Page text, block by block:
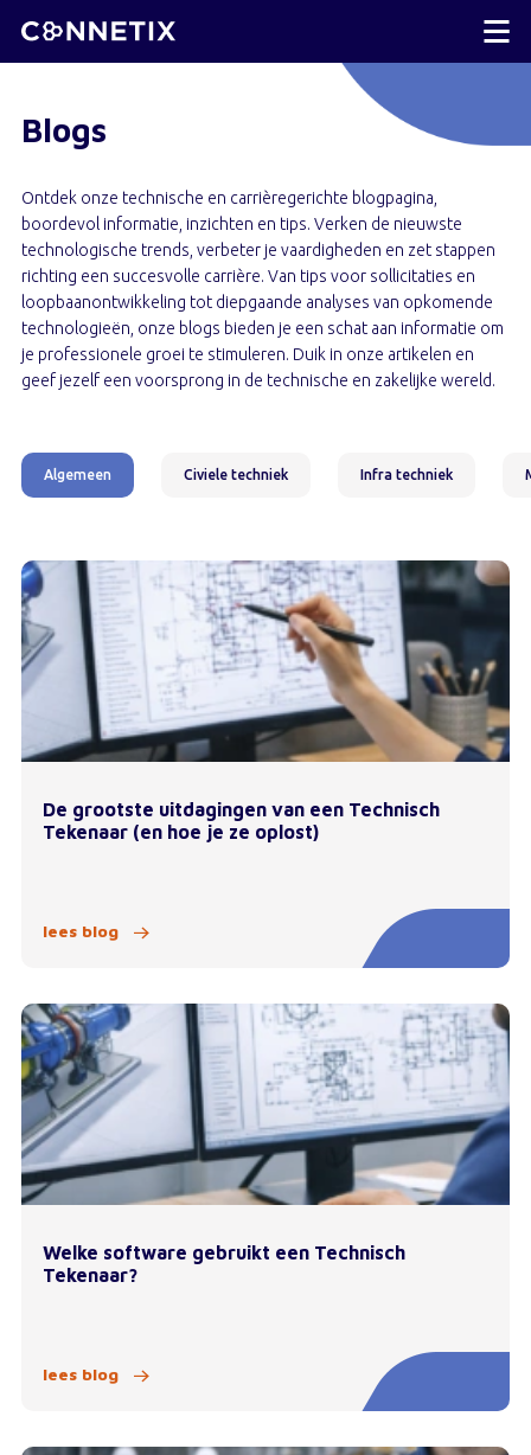
Blogs
Ontdek onze technische en carrièregerichte blogpagina,
boordevol informatie, inzichten en tips. Verken de nieuwste
technologische trends, verbeter je vaardigheden en zet stappen
richting een succesvolle carrière. Van tips voor sollicitaties en
loopbaanontwikkeling tot diepgaande analyses van opkomende
technologieën, onze blogs bieden je een schat aan informatie om
je professionele groei te stimuleren. Duik in onze artikelen en
geef jezelf een voorsprong in de technische en zakelijke wereld.
Algemeen Civiele techniek Infra techniek
De grootste uitdagingen van een Technisch
Tekenaar (en hoe je ze oplost)
lees blog
Welke software gebruikt een Technisch
Tekenaar?
lees blog